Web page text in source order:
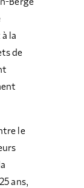
Bergé
la
de
le
ans,